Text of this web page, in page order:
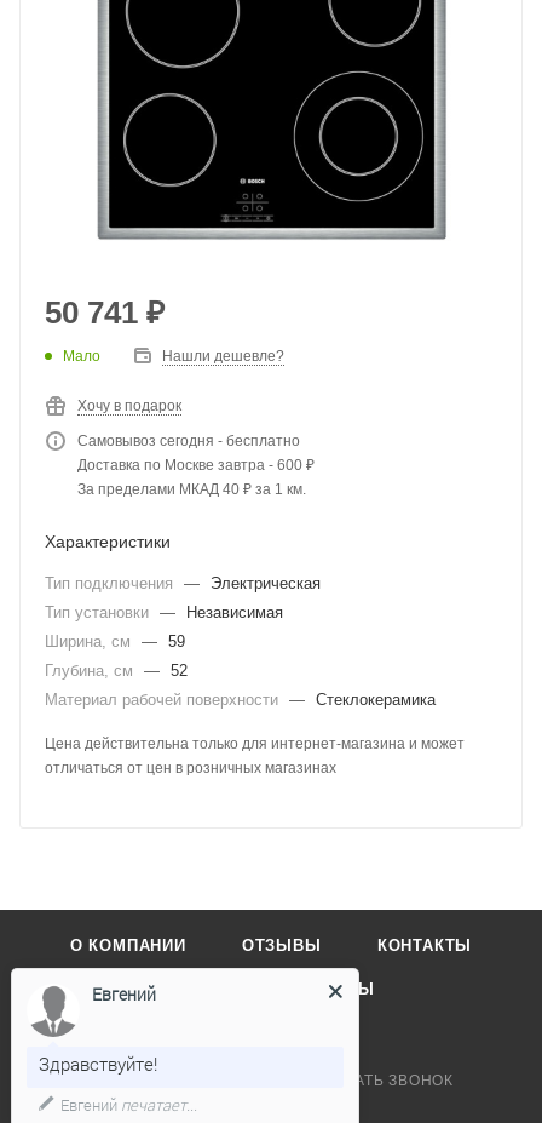
50 741 ₽
Мало Нашли дешевле?
Хочу в подарок
Самовывоз сегодня - бесплатно
Доставка по Москве завтра - 600 ₽
За пределами МКАД 40 ₽ за 1 км.
Характеристики
Тип подключения —
Электрическая
Тип установки —
Независимая
Ширина, см
— 59
Глубина, см
— 52
Материал рабочей поверхности — Стеклокерамика
Цена действительна только для интернет-магазина и может
отличаться от цен в розничных магазинах
О КОМПАНИИ ОТЗЫВЫ КОНТАКТЫ
БРЕНДЫ
ЗАКАЗАТЬ ЗВОНОК
Евгений
Здравствуйте!
Евгенийпечатает...